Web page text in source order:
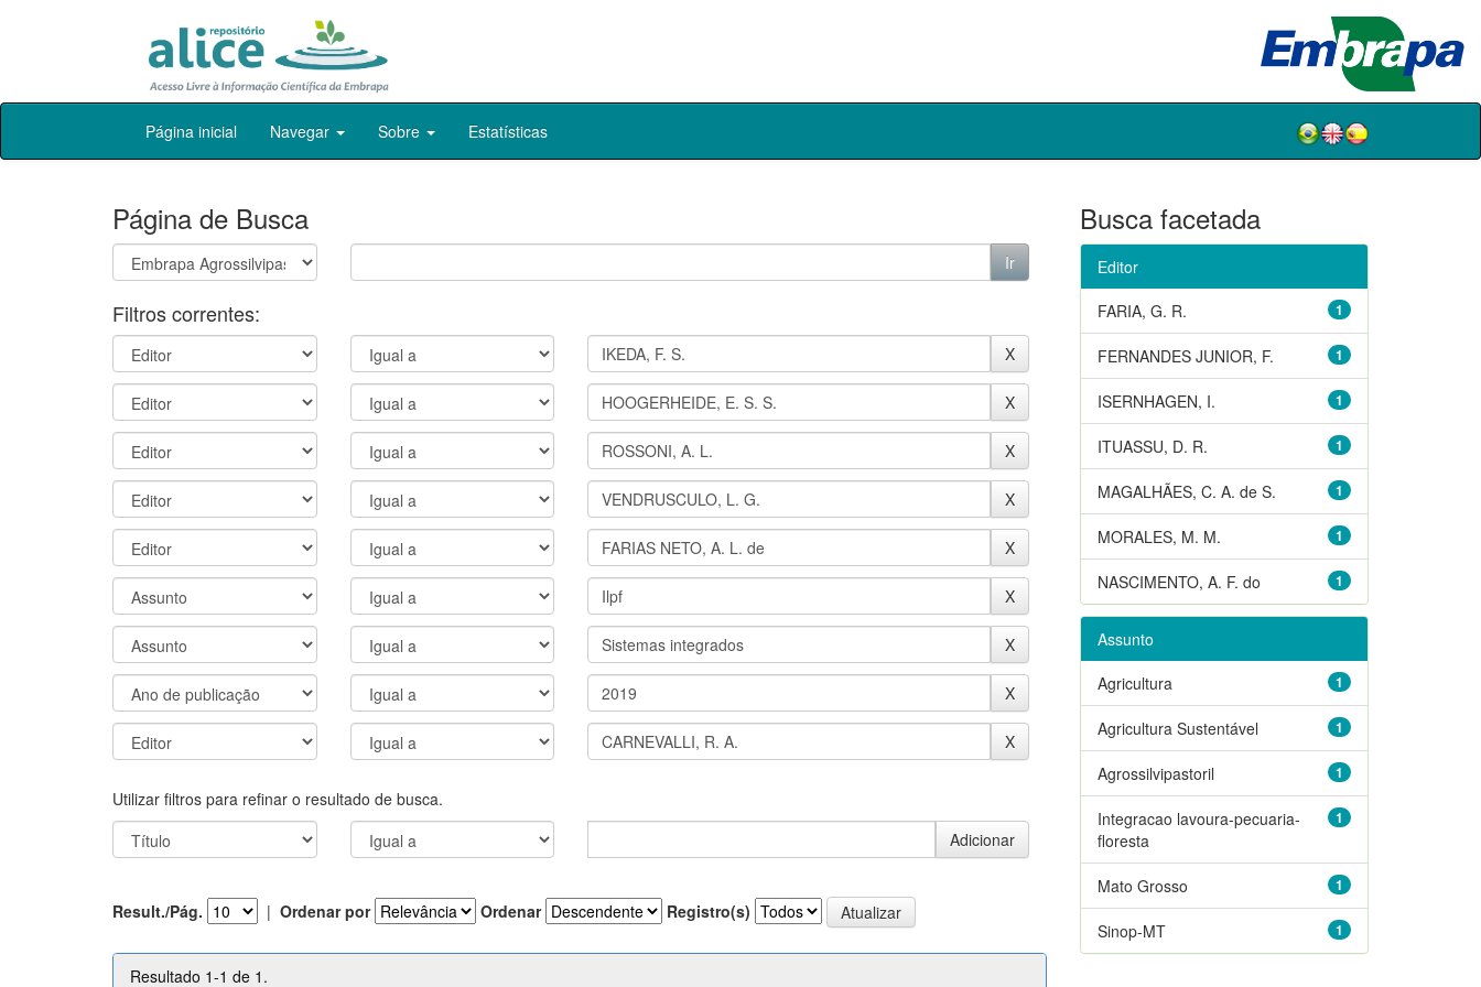
Skip
Página inicial Navegar Sobre Estatísticas
Página de Busca
Filtros correntes:
Utilizar filtros para refinar o resultado de busca.
Result./Pág. | Ordenar por Ordenar Registro(s)
Resultado 1-1 de 1.
Busca facetada
Editor
1
FARIA, G. R.
1
FERNANDES JUNIOR, F.
1
ISERNHAGEN, I.
1
ITUASSU, D. R.
1
MAGALHÃES, C. A. de S.
1
MORALES, M. M.
1
NASCIMENTO, A. F. do
Assunto
1
Agricultura
1
Agricultura Sustentável
1
Agrossilvipastoril
1
Integracao lavoura-pecuaria-
floresta
1
Mato Grosso
1
Sinop-MT